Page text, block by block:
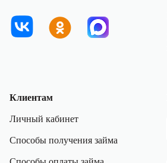
Клиентам
Личный кабинет
Способы получения займа